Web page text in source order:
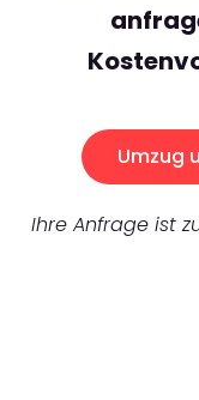
Umzug
Ihre Anfrage ist